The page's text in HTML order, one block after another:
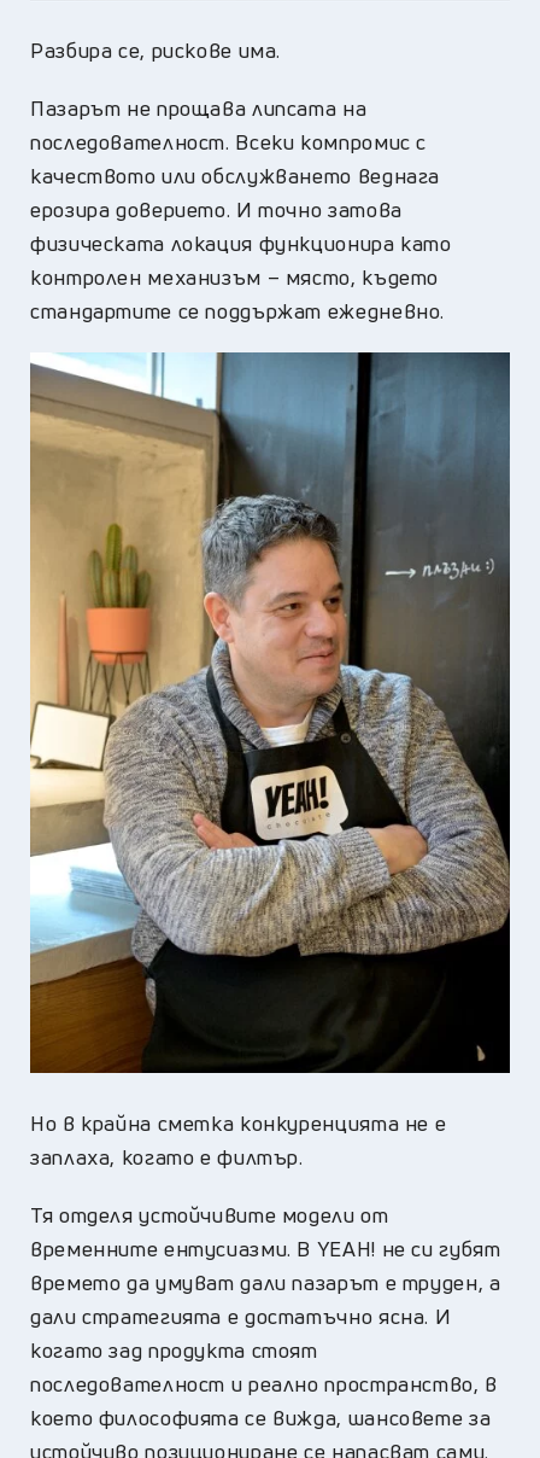
Разбира се, рискове има.
Пазарът не прощава липсата на
последователност. Всеки компромис с
качеството или обслужването веднага
ерозира доверието. И точно затова
физическата локация функционира като
контролен механизъм – място, където
стандартите се поддържат ежедневно.
Но в крайна сметка конкуренцията не е
заплаха, когато е филтър.
Тя отделя устойчивите модели от
временните ентусиазми. В YEAH! не си губят
времето да умуват дали пазарът е труден, а
дали стратегията е достатъчно ясна. И
когато зад продукта стоят
последователност и реално пространство, в
което философията се вижда, шансовете за
устойчиво позициониране се напасват сами.